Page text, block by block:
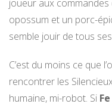
joueur aux commandes
opossum et un porc-
semble jouir de tous
C’est du moins ce que
rencontrer les
humaine, mi-robot. Si Fe